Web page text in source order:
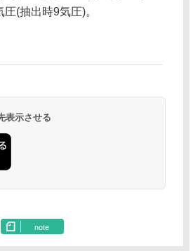
(抽出時9気圧)。
表示させる
note